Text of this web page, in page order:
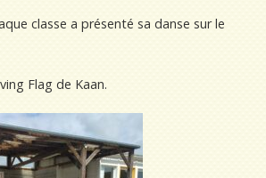
classe a présenté sa danse sur le
Flag de Kaan.